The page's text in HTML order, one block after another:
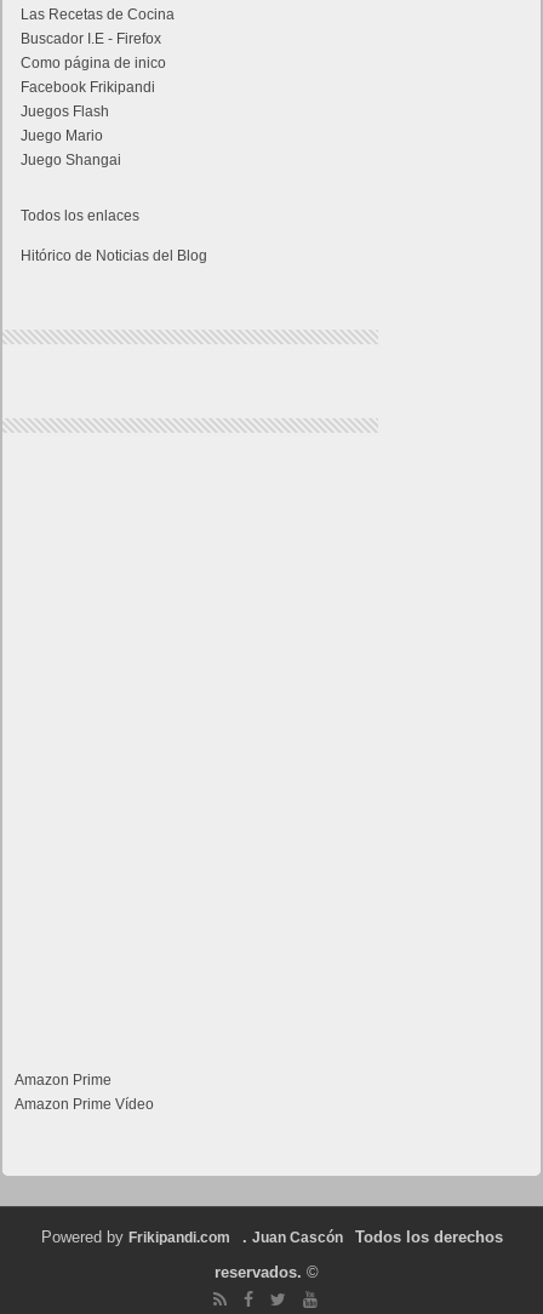
Las Recetas de Cocina
Buscador I.E - Firefox
Como página de inico
Facebook Frikipandi
Juegos Flash
Juego Mario
Juego Shangai
Todos los enlaces
Hitórico de Noticias del Blog
Amazon Prime
Amazon Prime Vídeo
Powered by Frikipandi.com . Juan Cascón
Todos los derechos
reservados. ©